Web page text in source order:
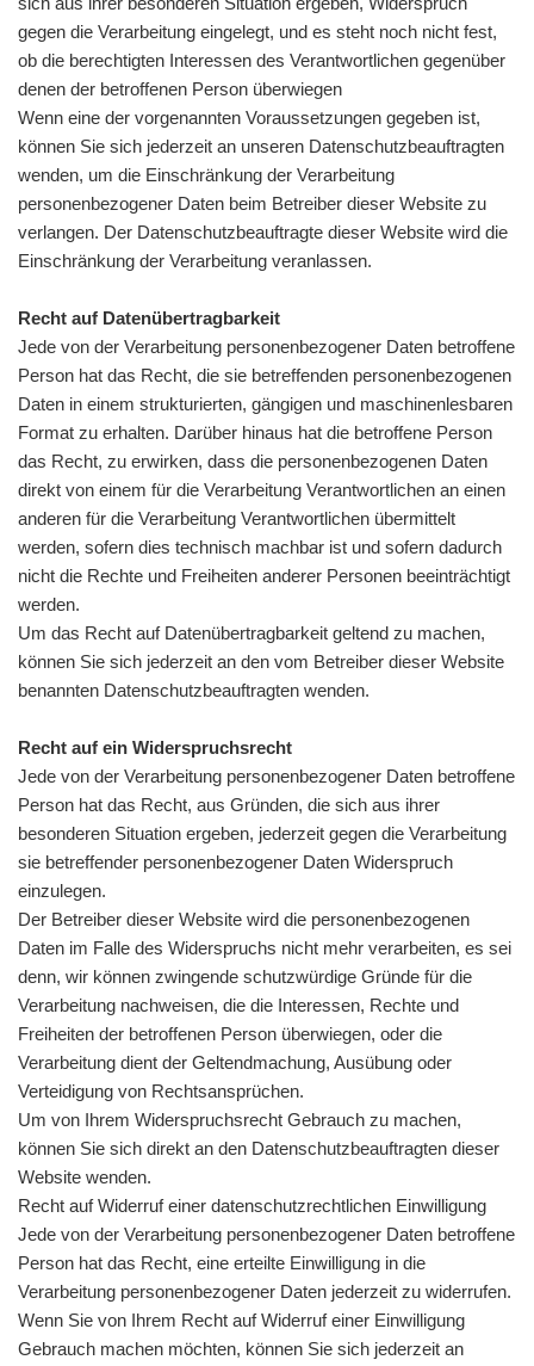
gegen die Verarbeitung eingelegt, und es steht noch nicht fest,
ob die berechtigten Interessen des Verantwortlichen gegenüber
denen der betroffenen Person überwiegen
Wenn eine der vorgenannten Voraussetzungen gegeben ist,
können Sie sich jederzeit an unseren Datenschutzbeauftragten
wenden, um die Einschränkung der Verarbeitung
personenbezogener Daten beim Betreiber dieser Website zu
verlangen. Der Datenschutzbeauftragte dieser Website wird die
Einschränkung der Verarbeitung veranlassen.
Recht auf Datenübertragbarkeit
Jede von der Verarbeitung personenbezogener Daten betroffene
Person hat das Recht, die sie betreffenden personenbezogenen
Daten in einem strukturierten, gängigen und maschinenlesbaren
Format zu erhalten. Darüber hinaus hat die betroffene Person
das Recht, zu erwirken, dass die personenbezogenen Daten
direkt von einem für die Verarbeitung Verantwortlichen an einen
anderen für die Verarbeitung Verantwortlichen übermittelt
werden, sofern dies technisch machbar ist und sofern dadurch
nicht die Rechte und Freiheiten anderer Personen beeinträchtigt
werden.
Um das Recht auf Datenübertragbarkeit geltend zu machen,
können Sie sich jederzeit an den vom Betreiber dieser Website
benannten Datenschutzbeauftragten wenden.
Recht auf ein Widerspruchsrecht
Jede von der Verarbeitung personenbezogener Daten betroffene
Person hat das Recht, aus Gründen, die sich aus ihrer
besonderen Situation ergeben, jederzeit gegen die Verarbeitung
sie betreffender personenbezogener Daten Widerspruch
einzulegen.
Der Betreiber dieser Website wird die personenbezogenen
Daten im Falle des Widerspruchs nicht mehr verarbeiten, es sei
denn, wir können zwingende schutzwürdige Gründe für die
Verarbeitung nachweisen, die die Interessen, Rechte und
Freiheiten der betroffenen Person überwiegen, oder die
Verarbeitung dient der Geltendmachung, Ausübung oder
Verteidigung von Rechtsansprüchen.
Um von Ihrem Widerspruchsrecht Gebrauch zu machen,
können Sie sich direkt an den Datenschutzbeauftragten dieser
Website wenden.
Recht auf Widerruf einer datenschutzrechtlichen Einwilligung
Jede von der Verarbeitung personenbezogener Daten betroffene
Person hat das Recht, eine erteilte Einwilligung in die
Verarbeitung personenbezogener Daten jederzeit zu widerrufen.
Wenn Sie von Ihrem Recht auf Widerruf einer Einwilligung
Gebrauch machen möchten, können Sie sich jederzeit an